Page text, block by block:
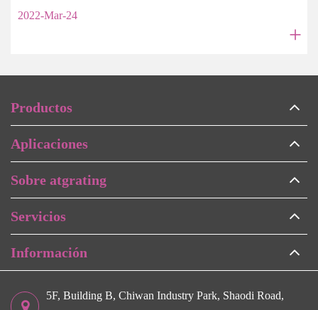
2022-Mar-24
+
Productos
Aplicaciones
Sobre atgrating
Servicios
Información
5F, Building B, Chiwan Industry Park, Shaodi Road,